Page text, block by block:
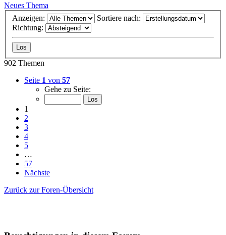
Neues Thema
Anzeigen:
Sortiere nach:
Richtung:
902 Themen
Seite 1 von 57
Gehe zu Seite:
1
2
3
4
5
…
57
Nächste
Zurück zur Foren-Übersicht